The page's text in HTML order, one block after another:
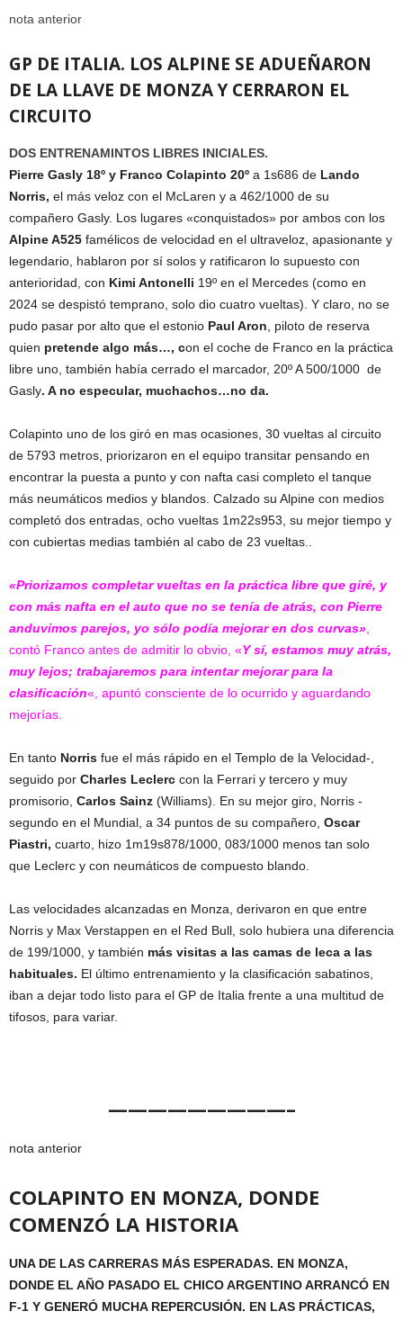
nota anterior
GP DE ITALIA. LOS ALPINE SE ADUEÑARON
DE LA LLAVE DE MONZA Y CERRARON EL
CIRCUITO
DOS ENTRENAMINTOS LIBRES INICIALES.
Pierre Gasly 18º y Franco Colapinto 20º a 1s686 de Lando
Norris, el más veloz con el McLaren y a 462/1000 de su
compañero Gasly. Los lugares «conquistados» por ambos con los
Alpine A525 famélicos de velocidad en el ultraveloz, apasionante y
legendario, hablaron por sí solos y ratificaron lo supuesto con
anterioridad, con Kimi Antonelli 19º en el Mercedes (como en
2024 se despistó temprano, solo dio cuatro vueltas). Y claro, no se
pudo pasar por alto que el estonio Paul Aron , piloto de reserva
quien pretende algo más…, con el coche de Franco en la práctica
libre uno, también había cerrado el marcador, 20º A 500/1000 de
Gasly. A no especular, muchachos…no da.
Colapinto uno de los giró en mas ocasiones, 30 vueltas al circuito
de 5793 metros, priorizaron en el equipo transitar pensando en
encontrar la puesta a punto y con nafta casi completo el tanque
más neumáticos medios y blandos. Calzado su Alpine con medios
completó dos entradas, ocho vueltas 1m22s953, su mejor tiempo y
con cubiertas medias también al cabo de 23 vueltas..
«Priorizamos completar vueltas en la práctica libre que giré, y
con más nafta en el auto que no se tenía de atrás, con Pierre
anduvimos parejos, yo sólo podía mejorar en dos curvas»
contó Franco antes de admitir lo obvio, «Y sí, estamos muy atrás,
muy lejos; trabajaremos para intentar mejorar para la
clasificación«, apuntó consciente de lo ocurrido y aguardando
mejorías.
En tanto Norris fue el más rápido en el Templo de la Velocidad-,
seguido por Charles Leclerc con la Ferrari y tercero y muy
promisorio, Carlos Sainz (Williams). En su mejor giro, Norris -
segundo en el Mundial, a 34 puntos de su compañero, Oscar
Piastri, cuarto, hizo 1m19s878/1000, 083/1000 menos tan solo
que Leclerc y con neumáticos de compuesto blando.
Las velocidades alcanzadas en Monza, derivaron en que entre
Norris y Max Verstappen en el Red Bull, solo hubiera una diferencia
de 199/1000, y también más visitas a las camas de leca a las
habituales. El último entrenamiento y la clasificación sabatinos,
iban a dejar todo listo para el GP de Italia frente a una multitud de
tifosos, para variar.
—————————–
nota anterior
COLAPINTO EN MONZA, DONDE
COMENZÓ LA HISTORIA
UNA DE LAS CARRERAS MÁS ESPERADAS. EN MONZA,
DONDE EL AÑO PASADO EL CHICO ARGENTINO ARRANCÓ EN
F-1 Y GENERÓ MUCHA REPERCUSIÓN. EN LAS PRÁCTICAS,